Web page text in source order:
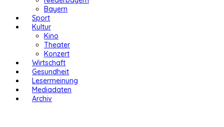
Bayern
Sport
Kultur
Kino
Theater
Konzert
Wirtschaft
Gesundheit
Lesermeinung
Mediadaten
Archiv